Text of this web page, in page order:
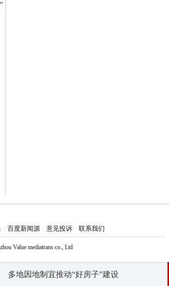
百度新闻源 意见投诉 联系我们
Value mediatrans co., Ltd
销不能怪AI，“苏泊尔们”该给流量冲动踩刹